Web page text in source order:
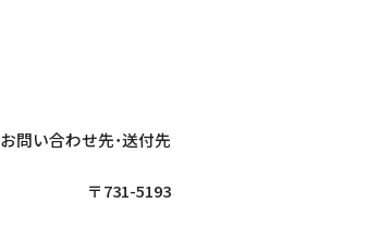
お問い合わせ先･送付先
〒731-5193